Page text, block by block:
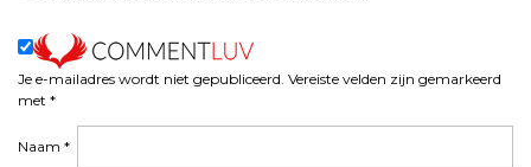
Je e-mailadres wordt niet gepubliceerd. Vereiste velden zijn gemarkeerd
met *
Naam *